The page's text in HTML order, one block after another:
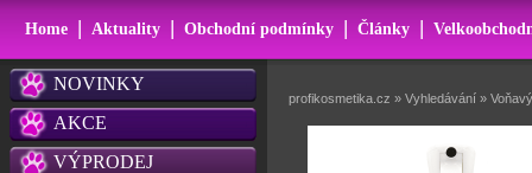
Home | Aktuality | Obchodní podmínky | Články |
NOVINKY
AKCE
VÝPRODEJ
profikosmetika.cz » Vyhledávání »